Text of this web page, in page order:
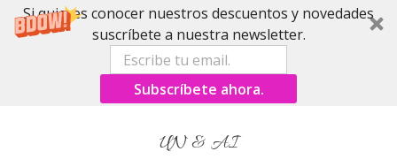
Si quieres conocer nuestros descuentos y novedades
suscríbete a nuestra newsletter.
Subscríbete ahora.
UN & AI